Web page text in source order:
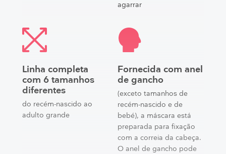
agarrar
Linha completa
com 6 tamanhos
diferentes
do recém-nascido ao
adulto grande
Fornecida com anel
de gancho
(exceto tamanhos de
recém-nascido e de
bebé), a máscara está
preparada para fixação
com a correia da cabeça.
O anel de gancho pode